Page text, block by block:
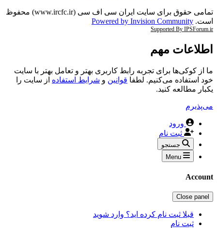
تمامی حقوق برای سایت ایران سی اف سی (www.ircfc.ir) محفوظ
است. Powered by Invision Community
Supported By IPSForum.ir
اطلاعات مهم
ما از کوکی‌ها برای تجربه رابط کاربری بهتر و تعامل بهتر با سایت
خود استفاده می‌کنیم. لطفا قوانین و شرایط استفاده از سایت را
یکبار مطالعه کنید.
می‌پذیرم
ورود
ثبت نام
جستجو
Menu
Account
Close panel
قبلا ثبت نام کرده اید؟ وارد شوید
ثبت نام